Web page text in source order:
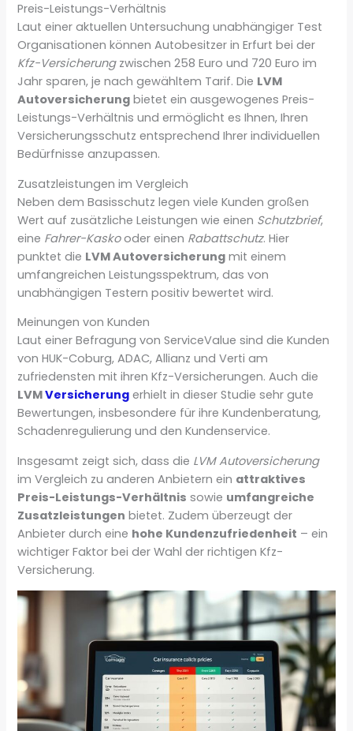
Preis-Leistungs-Verhältnis
Laut einer aktuellen Untersuchung unabhängiger Test
Organisationen können Autobesitzer in Erfurt bei der
Kfz-Versicherungzwischen 258 Euro und 720 Euro im
Jahr sparen, je nach gewähltem Tarif. Die LVM
Autoversicherung bietet ein ausgewogenes Preis-
Leistungs-Verhältnis und ermöglicht es Ihnen, Ihren
Versicherungsschutz entsprechend Ihrer individuellen
Bedürfnisse anzupassen.
Zusatzleistungen im Vergleich
Neben dem Basisschutz legen viele Kunden großen
Wert auf zusätzliche Leistungen wie einen Schutzbrief,
eine Fahrer-Kaskooder einen Rabattschutz. Hier
punktet die LVM Autoversicherung mit einem
umfangreichen Leistungsspektrum, das von
unabhängigen Testern positiv bewertet wird.
Meinungen von Kunden
Laut einer Befragung von ServiceValue sind die Kunden
von HUK-Coburg, ADAC, Allianz und Verti am
zufriedensten mit ihren Kfz-Versicherungen. Auch die
LVMVersicherung erhielt in dieser Studie sehr gute
Bewertungen, insbesondere für ihre Kundenberatung,
Schadenregulierung und den Kundenservice.
Insgesamt zeigt sich, dass die LVM Autoversicherung
im Vergleich zu anderen Anbietern ein attraktives
Preis-Leistungs-Verhältnis sowie umfangreiche
Zusatzleistungen bietet. Zudem überzeugt der
Anbieter durch eine hohe Kundenzufriedenheit – ein
wichtiger Faktor bei der Wahl der richtigen Kfz-
Versicherung.